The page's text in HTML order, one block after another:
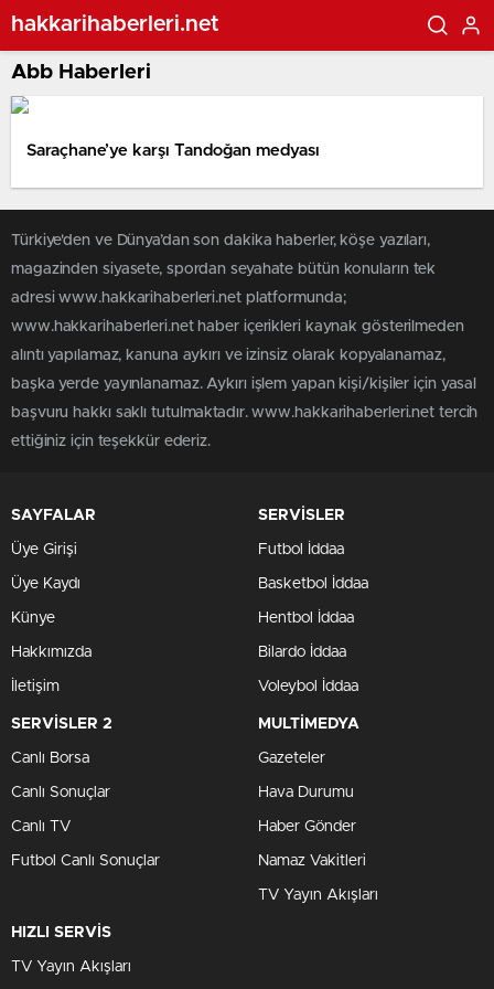
hakkarihaberleri.net
Abb Haberleri
Saraçhane’ye karşı Tandoğan medyası
Türkiye'den ve Dünya’dan son dakika haberler, köşe yazıları,
magazinden siyasete, spordan seyahate bütün konuların tek
adresi www.hakkarihaberleri.net platformunda;
www.hakkarihaberleri.net haber içerikleri kaynak gösterilmeden
alıntı yapılamaz, kanuna aykırı ve izinsiz olarak kopyalanamaz,
başka yerde yayınlanamaz. Aykırı işlem yapan kişi/kişiler için yasal
başvuru hakkı saklı tutulmaktadır. www.hakkarihaberleri.net tercih
ettiğiniz için teşekkür ederiz.
SAYFALAR
Üye Girişi
Üye Kaydı
Künye
Hakkımızda
İletişim
SERVİSLER
Futbol İddaa
Basketbol İddaa
Hentbol İddaa
Bilardo İddaa
Voleybol İddaa
SERVİSLER 2
Canlı Borsa
Canlı Sonuçlar
Canlı TV
Futbol Canlı Sonuçlar
MULTİMEDYA
Gazeteler
Hava Durumu
Haber Gönder
Namaz Vakitleri
TV Yayın Akışları
HIZLI SERVİS
TV Yayın Akışları